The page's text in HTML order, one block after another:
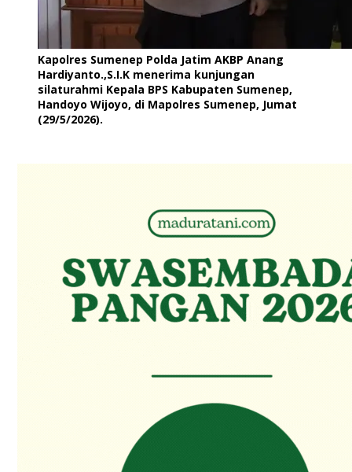
Kapolres Sumenep Polda Jatim AKBP Anang
Hardiyanto.,S.I.K menerima kunjungan
silaturahmi Kepala BPS Kabupaten Sumenep,
Handoyo Wijoyo, di Mapolres Sumenep, Jumat
(29/5/2026).